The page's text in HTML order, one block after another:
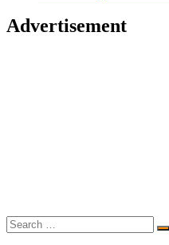
Advertisement
Search
…